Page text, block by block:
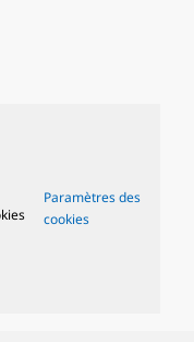
Paramètres des
cookies